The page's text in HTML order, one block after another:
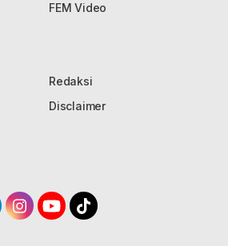
FEM Video
Redaksi
Disclaimer